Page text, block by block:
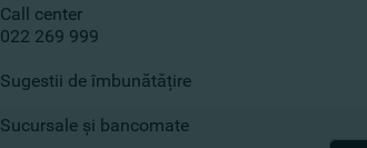
Call center
022 269 999
Sugestii de îmbunătățire
Sucursale și bancomate